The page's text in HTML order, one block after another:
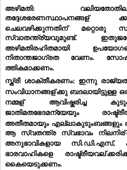
അഴിമതി:
തദ്ദേശഭരണസ്ഥാപനങ്ങള്
ചെലവഴിക്കുന്നതിന് മറ്റൊരു
സ്വാതന്ത്ര്യവുമുണ്ട്.
അഴിമതിരഹിതമായി
നിതാന്തജാഗ്രത വേണം.
ത്തികമാക്കണം.
സ്ത്രീ ശാക്തീകരണം: ഇന്നു
സംവിധാനങ്ങള്ക്കു ബദലായിട്ടുള്ള
നമ്മള് ആവിഷ്കരിച്ച
ജാതിമതഭേദമന്യേയും
അതീതമായും എല്ലാകുടുംബങ്ങളും
ആ സ്വതന്ത്ര സ്വഭാവം നിലനിര്
അനുഭാവികളായ
ഭാരവാഹികളെ രാഷ്ട്രീയവല്
കൈയെടുക്കണം.